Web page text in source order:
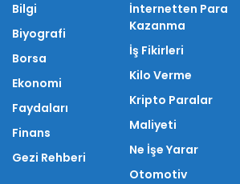
Bilgi
Biyografi
Borsa
Ekonomi
Faydaları
Finans
Gezi Rehberi
İnternetten Para
Kazanma
İş Fikirleri
Kilo Verme
Kripto Paralar
Maliyeti
Ne İşe Yarar
Otomotiv